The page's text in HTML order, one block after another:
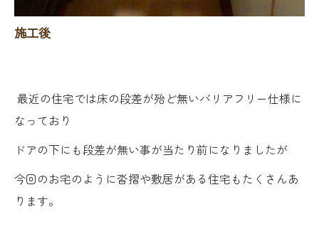
施工後
最近の住宅では床の段差が殆ど無いバリアフリー仕様に
なっており
ドアの下にも段差が無い事が当たり前になりましたが
今回のお宅のように沓摺や敷居がある住宅もたくさんあ
ります。